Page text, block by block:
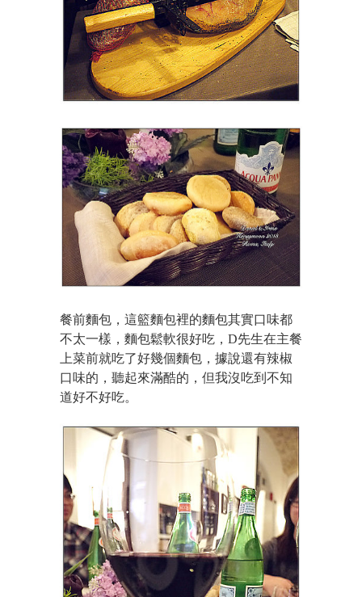
餐前麵包，這籃麵包裡的麵包其實口味都
不太一樣，麵包鬆軟很好吃，D先生在主餐
上菜前就吃了好幾個麵包，據說還有辣椒
口味的，聽起來滿酷的，但我沒吃到不知
道好不好吃。